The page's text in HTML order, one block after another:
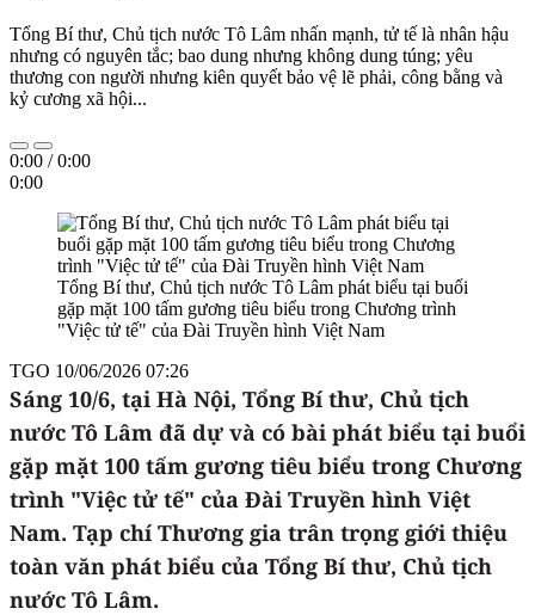
Tổng Bí thư, Chủ tịch nước Tô Lâm nhấn mạnh, tử tế là nhân hậu
nhưng có nguyên tắc; bao dung nhưng không dung túng; yêu
thương con người nhưng kiên quyết bảo vệ lẽ phải, công bằng và
kỷ cương xã hội...
0:00 /0:00
0:00
Tổng Bí thư, Chủ tịch nước Tô Lâm phát biểu tại buổi
gặp mặt 100 tấm gương tiêu biểu trong Chương trình
"Việc tử tế" của Đài Truyền hình Việt Nam
TGO 10/06/2026 07:26
Sáng 10/6, tại Hà Nội, Tổng Bí thư, Chủ tịch
nước Tô Lâm đã dự và có bài phát biểu tại buổi
gặp mặt 100 tấm gương tiêu biểu trong Chương
trình "Việc tử tế" của Đài Truyền hình Việt
Nam. Tạp chí Thương gia trân trọng giới thiệu
toàn văn phát biểu của Tổng Bí thư, Chủ tịch
nước Tô Lâm.